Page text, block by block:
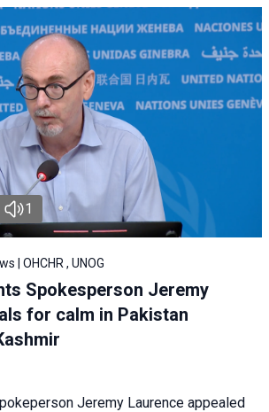
1
| OHCHR , UNOG
Spokesperson Jeremy
for calm in Pakistan
Jeremy Laurence appealed